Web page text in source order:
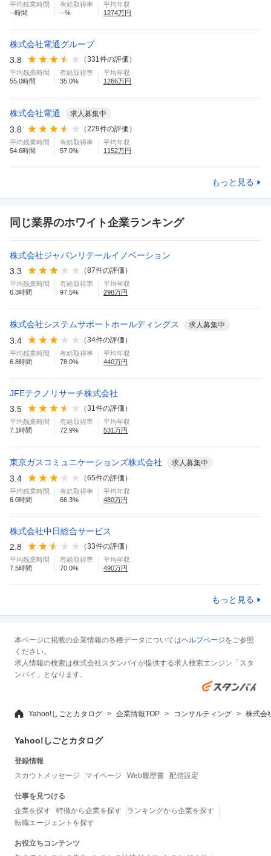
平均残業時間
--時間
有給取得率
--%
平均年収
1274万円
株式会社電通グループ
3.8
（331件の評価）
平均残業時間
55.0時間
有給取得率
35.0%
平均年収
1266万円
株式会社電通 求人募集中
3.8 （229件の評価）
平均残業時間
54.6時間
有給取得率
57.0%
平均年収
1152万円
もっと見る
同じ業界のホワイト企業ランキング
株式会社ジャパンリテールイノベーション
3.3
（87件の評価）
平均残業時間
6.3時間
有給取得率
97.5%
平均年収
298万円
株式会社システムサポートホールディングス 求人募集中
3.4 （34件の評価）
平均残業時間
6.8時間
有給取得率
78.0%
平均年収
440万円
JFEテクノリサーチ株式会社
3.5
（31件の評価）
平均残業時間
7.1 時間
有給取得率
72.9%
平均年収
531 万円
東京ガスコミュニケーションズ株式会社 求人募集中
3.4 （65件の評価）
平均残業時間
6.0時間
有給取得率
66.3%
平均年収
480万円
株式会社中日総合サービス
2.8
（33件の評価）
平均残業時間
7.5時間
有給取得率
70.0%
平均年収
490万円
もっと見る
本ページに掲載の企業情報の各種データについてはヘルプページをご参照
ください。
求人情報の検索は株式会社スタンバイが提供する求人検索エンジン「スタ
ンバイ」となります。
Yahoo!しごとカタログ 企業情報TOP コンサルティング 株式会
Yahoo!しごとカタログ
登録情報
スカウトメッセージ
マイページ Web履歴書 配信設定
仕事を見つける
企業を探す
特徴から企業を探す
ランキングから企業を探す
転職エージェントを探す
お役立ちコンテンツ